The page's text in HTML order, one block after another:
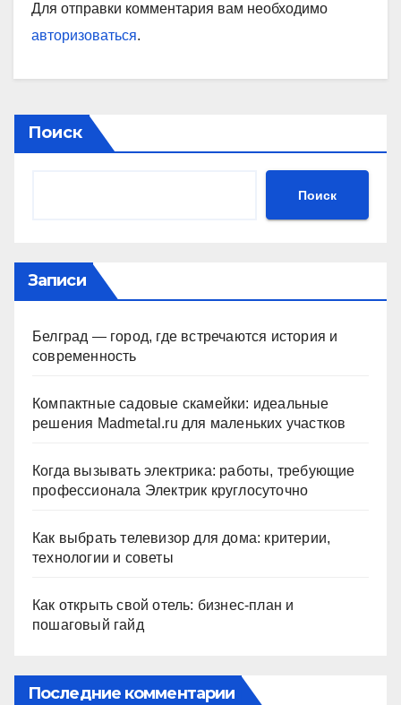
Для отправки комментария вам необходимо
авторизоваться.
Поиск
Поиск
Записи
Белград — город, где встречаются история и
современность
Компактные садовые скамейки: идеальные
решения Madmetal.ru для маленьких участков
Когда вызывать электрика: работы, требующие
профессионала Электрик круглосуточно
Как выбрать телевизор для дома: критерии,
технологии и советы
Как открыть свой отель: бизнес-план и
пошаговый гайд
Последние комментарии